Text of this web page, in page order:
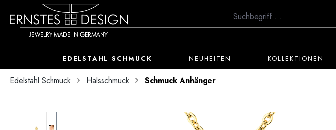
Hauptinhalt springen
Zur Suche springen
Zur Hauptnavigation springen
EDELSTAHL SCHMUCK NEUHEITEN KOLLEKTIONEN
Edelstahl Schmuck Halsschmuck Schmuck Anhänger